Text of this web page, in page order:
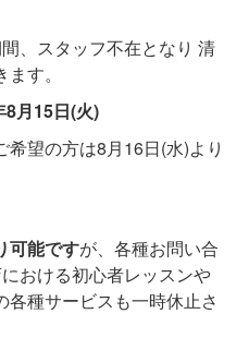
、スタッフ不在となり 清
す。
月15日(火)
望の方は8月16日(水)より
可能ですが、各種お問い合
おける初心者レッスンや
種サービスも一時休止さ